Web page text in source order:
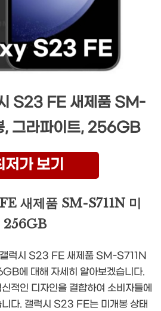
S23 FE 새제품 SM-
, 그라파이트, 256GB
저가 보기
새제품 SM-S711N 미
256GB
갤럭시 S23 FE 새제품 SM-S711N
에 대해 자세히 알아보겠습니다.
적인 디자인을 결합하여 소비자들에
다. 갤럭시 S23 FE는 미개봉 상태